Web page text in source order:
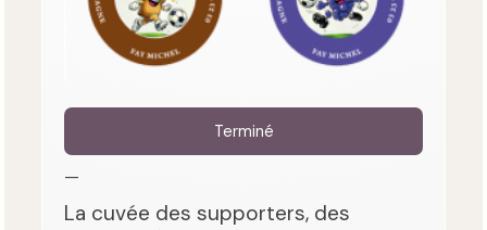
Terminé
—
La cuvée des supporters, des